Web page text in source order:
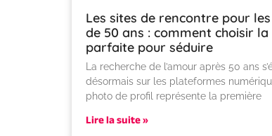
Les sites de rencontre pour
de 50 ans : comment choisir
parfaite pour séduire
La recherche de l’amour après 50 ans
désormais sur les plateformes
photo de profil représente la première
Lire la suite »